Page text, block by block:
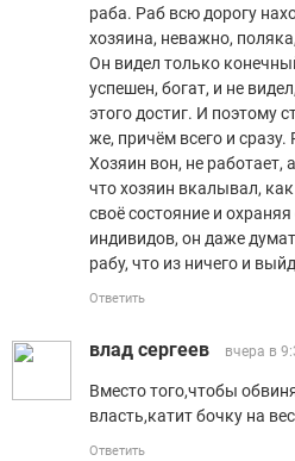
раба. Раб всю дорогу
хозяина, неважно,
Он видел только
успешен, богат, и не
этого достиг. И поэтому
же, причём всего и
Хозяин вон, не работает,
что хозяин вкалывал,
своё состояние и охраняя
индивидов, он даже
рабу, что из ничего и
Ответить
влад сергеев вчера в
Вместо того,чтобы
власть,катит бочку на
Ответить